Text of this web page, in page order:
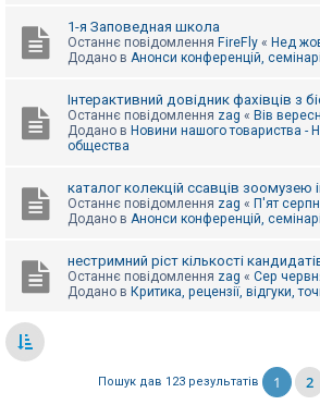
1-я Заповедная школа
Останнє повідомлення FireFly « Нед
Додано в Анонси конференцій,
Інтерактивний довідник фахівців з
Останнє повідомлення zag « Вів
Додано в Новини нашого товариства -
общества
каталог колекцій ссавців зоомузею
Останнє повідомлення zag « П'ят
Додано в Анонси конференцій,
нестримний ріст кількості
Останнє повідомлення zag « Сер
Додано в Критика, рецензії, відгуки,
Пошук дав 123 результатів 1 2